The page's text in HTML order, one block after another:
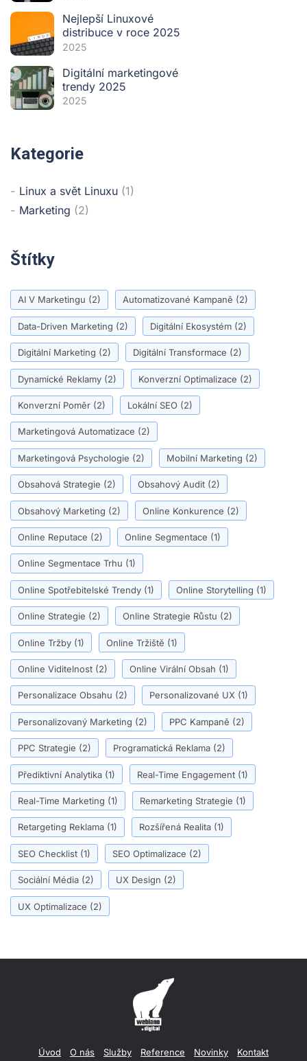
Nejlepší Linuxové
distribuce v roce 2025
2025
Digitální marketingové
trendy 2025
2025
Kategorie
Linux a svět Linuxu (1)
Marketing (2)
Štítky
AI V Marketingu (2) Automatizované Kampaně (2)
Data-Driven Marketing (2) Digitální Ekosystém (2)
Digitální Marketing (2) Digitální Transformace (2)
Dynamické Reklamy (2) Konverzní Optimalizace (2)
Konverzní Poměr (2) Lokální SEO (2)
Marketingová Automatizace (2)
Marketingová Psychologie (2) Mobilní Marketing (2)
Obsahová Strategie (2) Obsahový Audit (2)
Obsahový Marketing (2) Online Konkurence (2)
Online Reputace (2) Online Segmentace (1)
Online Segmentace Trhu (1)
Online Spotřebitelské Trendy (1) Online Storytelling (1)
Online Strategie (2) Online Strategie Růstu (2)
Online Tržby (1) Online Tržiště (1)
Online Viditelnost (2) Online Virální Obsah (1)
Personalizace Obsahu (2) Personalizované UX (1)
Personalizovaný Marketing (2) PPC Kampaně (2)
PPC Strategie (2) Programatická Reklama (2)
Přediktivní Analytika (1) Real-Time Engagement (1)
Real-Time Marketing (1) Remarketing Strategie (1)
Retargeting Reklama (1) Rozšířená Realita (1)
SEO Checklist (1) SEO Optimalizace (2)
Sociální Média (2) UX Design (2)
UX Optimalizace (2)
Úvod O nás Služby Reference Novinky Kontakt